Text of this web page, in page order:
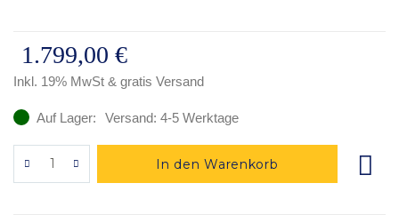
1.799,00 €
Inkl. 19% MwSt & gratis Versand
Auf Lager: Versand: 4-5 Werktage
In den Warenkorb